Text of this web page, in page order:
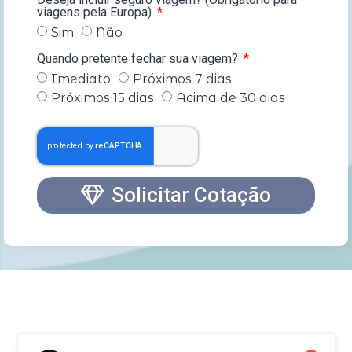
viagens pela Europa)
Sim
Não
Quando pretente fechar sua viagem?
Imediato
Próximos 7 dias
Próximos 15 dias
Acima de 30 dias
Solicitar Cotação